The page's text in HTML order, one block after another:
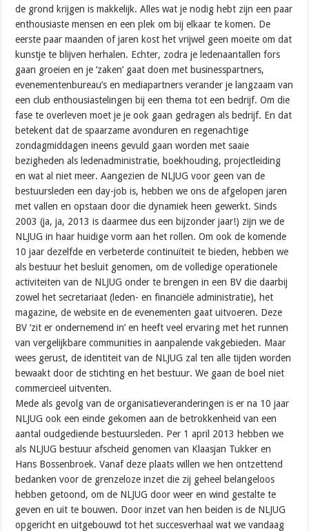
de grond krijgen is makkelijk. Alles wat je nodig hebt zijn een paar
enthousiaste mensen en een plek om bij elkaar te komen. De
eerste paar maanden of jaren kost het vrijwel geen moeite om dat
kunstje te blijven herhalen. Echter, zodra je ledenaantallen fors
gaan groeien en je ‘zaken’ gaat doen met businesspartners,
evenementenbureau’s en mediapartners verander je langzaam van
een club enthousiastelingen bij een thema tot een bedrijf. Om die
fase te overleven moet je je ook gaan gedragen als bedrijf. En dat
betekent dat de spaarzame avonduren en regenachtige
zondagmiddagen ineens gevuld gaan worden met saaie
bezigheden als ledenadministratie, boekhouding, projectleiding
en wat al niet meer. Aangezien de NLJUG voor geen van de
bestuursleden een day-job is, hebben we ons de afgelopen jaren
met vallen en opstaan door die dynamiek heen gewerkt. Sinds
2003 (ja, ja, 2013 is daarmee dus een bijzonder jaar!) zijn we de
NLJUG in haar huidige vorm aan het rollen. Om ook de komende
10 jaar dezelfde en verbeterde continuïteit te bieden, hebben we
als bestuur het besluit genomen, om de volledige operationele
activiteiten van de NLJUG onder te brengen in een BV die daarbij
zowel het secretariaat (leden- en financiële administratie), het
magazine, de website en de evenementen gaat uitvoeren. Deze
BV ‘zit er ondernemend in’ en heeft veel ervaring met het runnen
van vergelijkbare communities in aanpalende vakgebieden. Maar
wees gerust, de identiteit van de NLJUG zal ten alle tijden worden
bewaakt door de stichting en het bestuur. We gaan de boel niet
commercieel uitventen.
Mede als gevolg van de organisatieveranderingen is er na 10 jaar
NLJUG ook een einde gekomen aan de betrokkenheid van een
aantal oudgediende bestuursleden. Per 1 april 2013 hebben we
als NLJUG bestuur afscheid genomen van Klaasjan Tukker en
Hans Bossenbroek. Vanaf deze plaats willen we hen ontzettend
bedanken voor de grenzeloze inzet die zij geheel belangeloos
hebben getoond, om de NLJUG door weer en wind gestalte te
geven en uit te bouwen. Door inzet van hen beiden is de NLJUG
opgericht en uitgebouwd tot het succesverhaal wat we vandaag